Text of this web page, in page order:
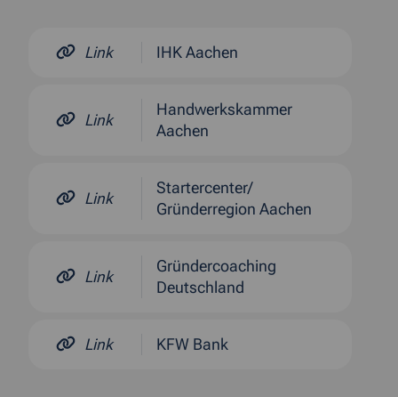
Link IHK Aachen
Link
Handwerkskammer
Aachen
Link
Startercenter/
Gründerregion Aachen
Link
Gründercoaching
Deutschland
Link KFW Bank